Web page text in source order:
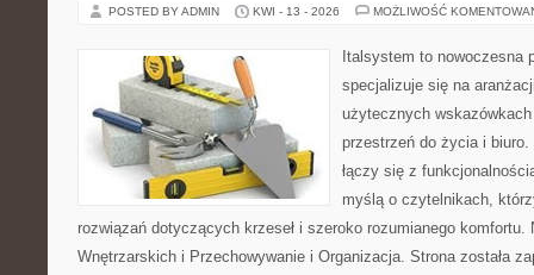
POSTED BY ADMIN KWI - 13 - 2026 MOŻLIWOŚĆ
Italsystem to nowoczesna
specjalizuje się na
użytecznych
przestrzeń do życia i
łączy się z
myślą o czytelnikach,
rozwiązań dotyczących krzeseł i szeroko rozumianego
Wnętrzarskich i Przechowywanie i Organizacja. Strona została